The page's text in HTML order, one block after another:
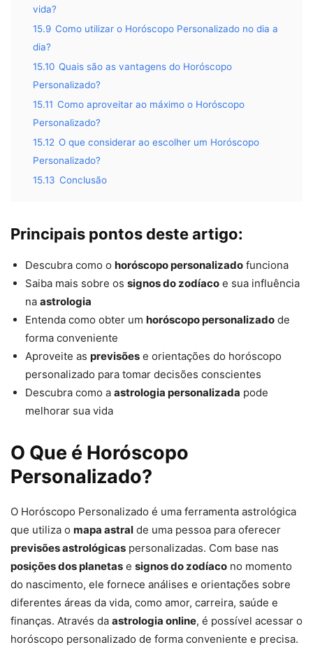
vida?
15.9 Como utilizar o Horóscopo Personalizado no dia a
dia?
15.10 Quais são as vantagens do Horóscopo
Personalizado?
15.11 Como aproveitar ao máximo o Horóscopo
Personalizado?
15.12 O que considerar ao escolher um Horóscopo
Personalizado?
15.13 Conclusão
Principais pontos deste artigo:
Descubra como o horóscopo personalizado funciona
Saiba mais sobre os signos do zodíaco e sua influência
na astrologia
Entenda como obter um horóscopo personalizado de
forma conveniente
Aproveite as previsões e orientações do horóscopo
personalizado para tomar decisões conscientes
Descubra como a astrologia personalizada pode
melhorar sua vida
O Que é Horóscopo
Personalizado?
O Horóscopo Personalizado é uma ferramenta astrológica
que utiliza o mapa astral de uma pessoa para oferecer
previsões astrológicas personalizadas. Com base nas
posições dos planetas e signos do zodíaco no momento
do nascimento, ele fornece análises e orientações sobre
diferentes áreas da vida, como amor, carreira, saúde e
finanças. Através da astrologia online, é possível acessar o
horóscopo personalizado de forma conveniente e precisa.